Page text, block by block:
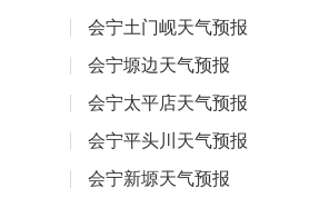
会宁土门岘天气预报
会宁塬边天气预报
会宁太平店天气预报
会宁平头川天气预报
会宁新塬天气预报